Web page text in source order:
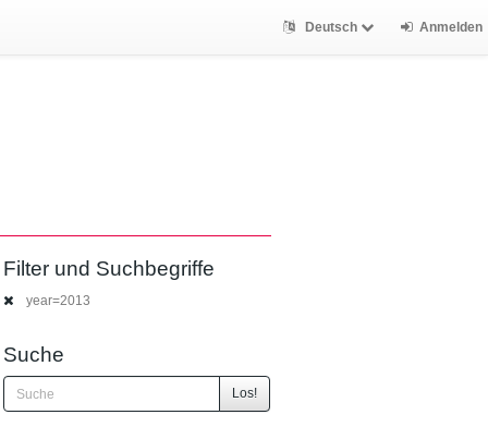
Deutsch Anmelden
Filter und Suchbegriffe
year=2013
Suche
Los!